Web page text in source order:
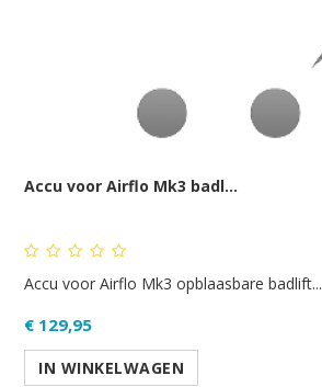
Accu voor Airflo Mk3 badl...
Accu voor Airflo Mk3 opblaasbare badlift...
€ 129,95
IN WINKELWAGEN